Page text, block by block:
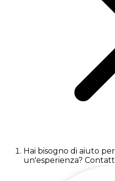
Hai bisogno di aiuto
un'esperienza?